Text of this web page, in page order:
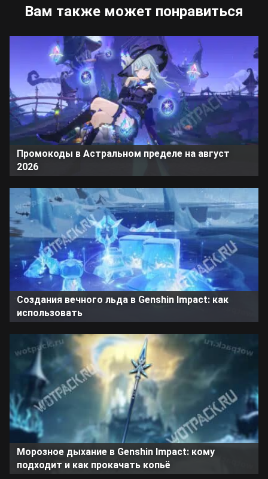
Вам также может понравиться
Промокоды в Астральном пределе на август
2026
Создания вечного льда в Genshin Impact: как
использовать
Морозное дыхание в Genshin Impact: кому
подходит и как прокачать копьё